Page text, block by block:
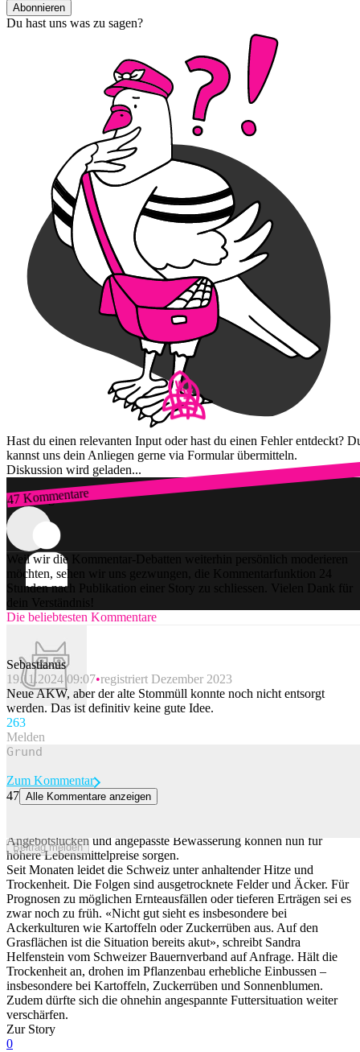
Abonnieren
Du hast uns was zu sagen?
Hast du einen relevanten Input oder hast du einen Fehler entdeckt?
kannst uns dein Anliegen gerne via Formular übermitteln.
Diskussion wird geladen...
47 Kommentare
Zum Login
Weil wir die Kommentar-Debatten weiterhin persönlich moderieren
möchten, sehen wir uns gezwungen, die Kommentarfunktion 24
Stunden nach Publikation einer Story zu schliessen. Vielen Dank für
dein Verständnis!
Die beliebtesten Kommentare
Sebastianus
19.11.2024 09:07 registriert Dezember 2023
Neue AKW, aber der alte Stommüll konnte noch nicht entsorgt
werden. Das ist definitiv keine gute Idee.
263
Melden
Beitrag melden
Zum Kommentar
47 Alle Kommentare anzeigen
Angebotslücken und angepasste Bewässerung können nun für
höhere Lebensmittelpreise sorgen.
Seit Monaten leidet die Schweiz unter anhaltender Hitze und
Trockenheit. Die Folgen sind ausgetrocknete Felder und Äcker. Für
Prognosen zu möglichen Ernteausfällen oder tieferen Erträgen sei es
zwar noch zu früh. «Nicht gut sieht es insbesondere bei
Ackerkulturen wie Kartoffeln oder Zuckerrüben aus. Auf den
Grasflächen ist die Situation bereits akut», schreibt Sandra
Helfenstein vom Schweizer Bauernverband auf Anfrage. Hält die
Trockenheit an, drohen im Pflanzenbau erhebliche Einbussen –
insbesondere bei Kartoffeln, Zuckerrüben und Sonnenblumen.
Zudem dürfte sich die ohnehin angespannte Futtersituation weiter
verschärfen.
Zur Story
0